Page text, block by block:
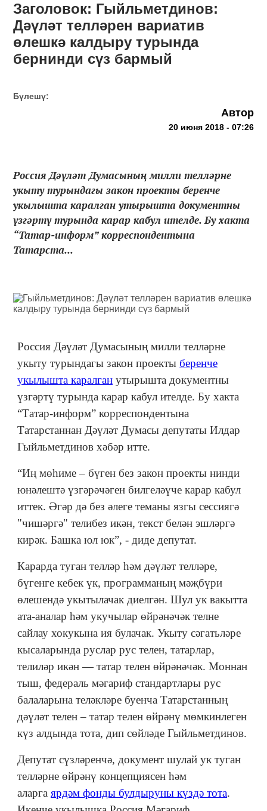
Заголовок: Гыйльметдинов:
Дәүләт телләрен вариатив
өлешкә калдыру турында
бернинди сүз бармый
Бүлешү:
Автор
20 июня 2018 - 07:26
Россия Дәүләт Думасының милли телләрне
укыту турындагы закон проекты беренче
укылышта каралган утырышта документны
үзгәртү турында карар кабул ителде. Бу хакта
“Татар-информ” корреспондентына
Татарста...
Россия Дәүләт Думасының милли телләрне
укыту турындагы закон проекты беренче
укылышта каралган утырышта документны
үзгәртү турында карар кабул ителде. Бу хакта
“Татар-информ” корреспондентына
Татарстаннан Дәүләт Думасы депутаты Илдар
Гыйльметдинов хәбәр итте.
“Иң мөһиме – бүген без закон проекты нинди
юнәлештә үзгәрәчәген билгеләүче карар кабул
иттек. Әгәр дә без әлеге теманы язгы сессиягә
"чишәргә" телибез икән, текст белән эшләргә
кирәк. Башка юл юк”, - диде депутат.
Карарда туган телләр һәм дәүләт телләре,
бүгенге кебек үк, программаның мәҗбүри
өлешендә укытылачак диелгән. Шул ук вакытта
ата-аналар һәм укучылар өйрәнәчәк телне
сайлау хокукына ия булачак. Укыту сәгатьләре
кысаларында руслар рус телен, татарлар,
телиләр икән — татар телен өйрәнәчәк. Моннан
тыш, федераль мәгариф стандартлары рус
балаларына теләкләре буенча Татарстанның
дәүләт телен – татар телен өйрәнү мөмкинлеген
күз алдында тота, дип сөйләде Гыйльметдинов.
Депутат сүзләренчә, документ шулай ук туган
телләрне өйрәнү концепциясен һәм
аларга ярдәм фонды булдыруны күздә тота.